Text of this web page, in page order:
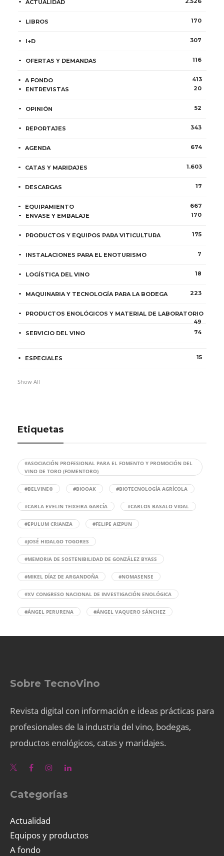
ACTUALIDAD
LIBROS 170
I+D 307
OFERTAS Y DEMANDAS 116
A FONDO
413
ENTREVISTAS
20
OPINIÓN 52
REPORTAJES 343
AGENDA 674
CATAS Y MARIDAJES 1.603
DESCARGAS 17
EQUIPAMIENTO
667
ENVASE Y EMBALAJE
170
PRODUCTOS Y EQUIPOS PARA VITICULTURA 175
INSTALACIONES PARA EL ENOTURISMO 7
LOGÍSTICA DEL VINO 18
MAQUINARIA Y TECNOLOGÍA PARA LA BODEGA 223
PRODUCTOS ENOLÓGICOS Y MATERIAL DE LABORATORIO
49
SERVICIO DEL VINO
74
ESPECIALES 15
Show All
Etiquetas
#ASOCIACIÓN PROFESIONAL PARA EL FOMENTO Y PROMOCIÓN DEL
VINO DE TORO (FOMENTORO)
#BELVINE® #BIOOAK #BIOTECNOLOGÍA AGRÍCOLA
#CARLA EVELIN TEIXEIRA GARCÍA #CARLOS BASALO VIDAL
#EPULUM CRIANZA #FELIPE AIZPUN
#JOSÉ HIDALGO TOGORES
#MEMORIA DE SOSTENIBILIDAD DE GONZÁLEZ BYASS
#MIKEL DÍAZ DE ARGANDOÑA #NOMASENSE
#XV CONGRESO NACIONAL DE INVESTIGACIÓN ENOLÓGICA
#ÁNGEL PERURENA #ÁNGEL VAQUERO SÁNCHEZ
Sobre TecnoVino
Revista digital con información e ideas prácticas para
profesionales de la industria del vino, bodegas,
productos enológicos, catas y maridajes.
Categorías
Actualidad
Equipos y productos
A fondo